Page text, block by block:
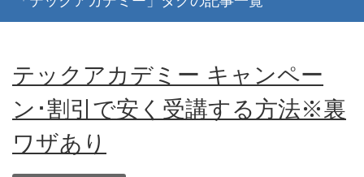
テックアカデミー キャンペー
ン･割引で安く受講する方法※裏
ワザあり